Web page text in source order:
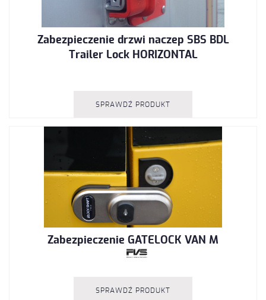
Zabezpieczenie drzwi naczep SBS BDL
Trailer LockHORIZONTAL
SPRAWDŹ PRODUKT
Zabezpieczenie GATELOCK VAN M
SPRAWDŹ PRODUKT